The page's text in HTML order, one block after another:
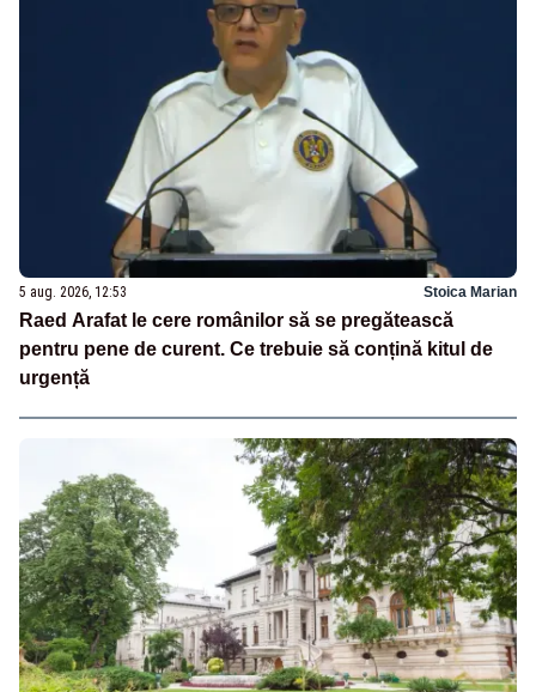
5 aug. 2026, 12:53 Stoica Marian
Raed Arafat le cere românilor să se pregătească
pentru pene de curent. Ce trebuie să conțină kitul de
urgență